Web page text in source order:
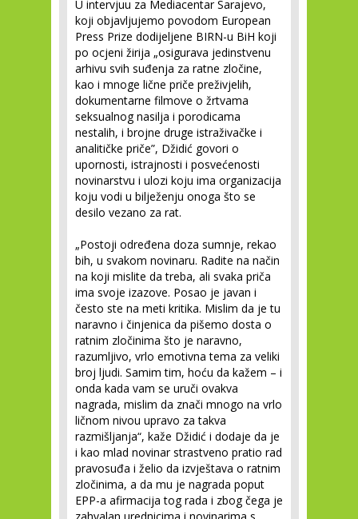
U intervjuu za Mediacentar Sarajevo,
koji objavljujemo povodom European
Press Prize dodijeljene BIRN-u BiH koji
po ocjeni žirija „osigurava jedinstvenu
arhivu svih suđenja za ratne zločine,
kao i mnoge lične priče preživjelih,
dokumentarne filmove o žrtvama
seksualnog nasilja i porodicama
nestalih, i brojne druge istraživačke i
analitičke priče”, Džidić govori o
upornosti, istrajnosti i posvećenosti
novinarstvu i ulozi koju ima organizacija
koju vodi u bilježenju onoga što se
desilo vezano za rat.
„Postoji određena doza sumnje, rekao
bih, u svakom novinaru. Radite na način
na koji mislite da treba, ali svaka priča
ima svoje izazove. Posao je javan i
često ste na meti kritika. Mislim da je tu
naravno i činjenica da pišemo dosta o
ratnim zločinima što je naravno,
razumljivo, vrlo emotivna tema za veliki
broj ljudi. Samim tim, hoću da kažem – i
onda kada vam se uruči ovakva
nagrada, mislim da znači mnogo na vrlo
ličnom nivou upravo za takva
razmišljanja“, kaže Džidić i dodaje da je
i kao mlad novinar strastveno pratio rad
pravosuđa i želio da izvještava o ratnim
zločinima, a da mu je nagrada poput
EPP-a afirmacija tog rada i zbog čega je